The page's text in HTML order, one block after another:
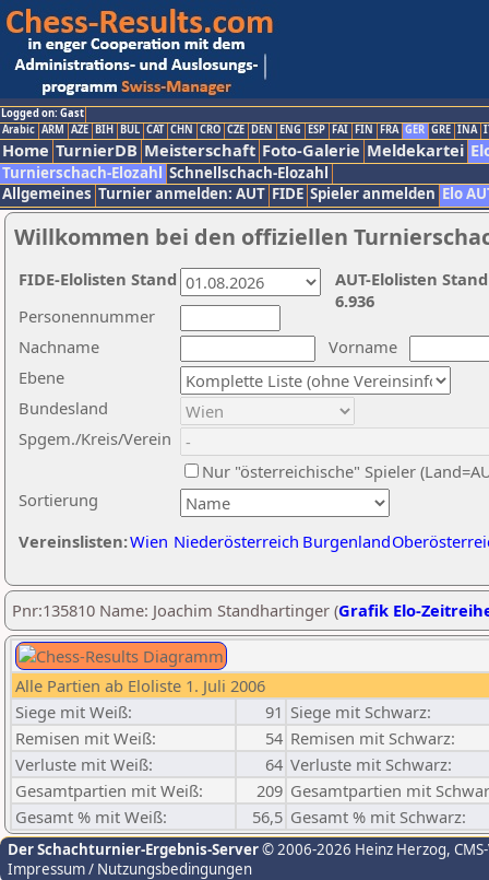
Logged on: Gast
Arabic ARM AZE BIH BUL CAT CHN CRO CZE DEN ENG ESP FAI FIN FRA GER GRE INA
Home TurnierDB Meisterschaft Foto-Galerie Meldekartei
Turnierschach-Elozahl Schnellschach-Elozahl
Allgemeines Turnier anmelden: AUT FIDE Spieler anmelden Elo
Willkommen bei den offiziellen
Nachname
Vorname
Ebene
Sortierung
Personennummer
Bundesland
Spgem./Kreis/Verein
Nur "österreichische" Spieler
Vereinslisten:Wien Niederösterreich Burgenland
AUT-Elolisten
6.936
FIDE-Elolisten Stand
Pnr:135810 Name: Joachim Standhartinger (Grafik Elo-
Alle Partien ab Eloliste 1. Juli 2006
Siege mit Weiß:
91 Siege mit Schwarz:
Remisen mit Weiß:
54 Remisen mit Schwarz:
Verluste mit Weiß:
64 Verluste mit Schwarz:
Gesamtpartien mit Weiß:
209 Gesamtpartien mit
Gesamt % mit Weiß:
56,5 Gesamt % mit Schwarz:
Der Schachturnier-Ergebnis-Server© 2006-2026 Heinz Herzog,
Impressum / Nutzungsbedingungen